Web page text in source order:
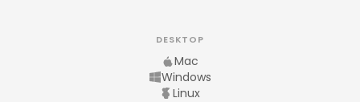
DESKTOP
Mac
Windows
Linux